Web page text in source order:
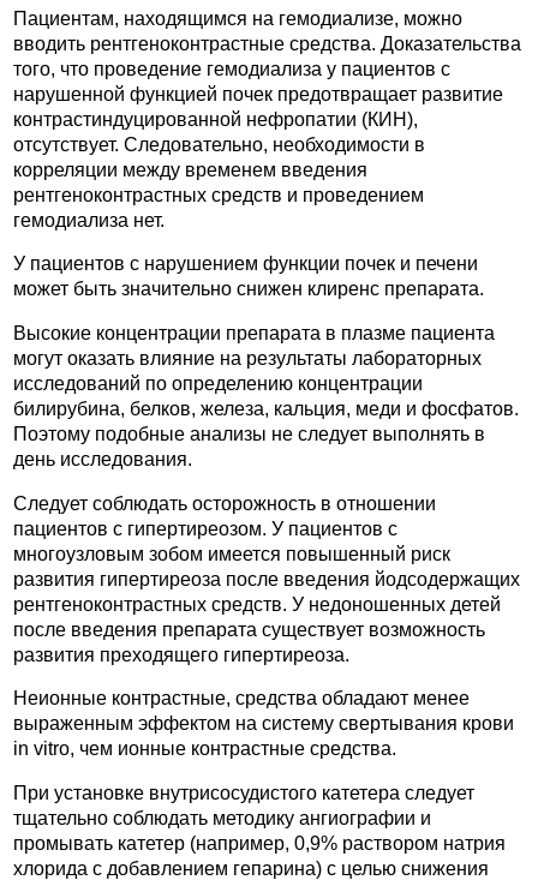
Пациентам, находящимся на гемодиализе, можно
вводить рентгеноконтрастные средства. Доказательства
того, что проведение гемодиализа у пациентов с
нарушенной функцией почек предотвращает развитие
контрастиндуцированной нефропатии (КИН),
отсутствует. Следовательно, необходимости в
корреляции между временем введения
рентгеноконтрастных средств и проведением
гемодиализа нет.
У пациентов с нарушением функции почек и печени
может быть значительно снижен клиренс препарата.
Высокие концентрации препарата в плазме пациента
могут оказать влияние на результаты лабораторных
исследований по определению концентрации
билирубина, белков, железа, кальция, меди и фосфатов.
Поэтому подобные анализы не следует выполнять в
день исследования.
Следует соблюдать осторожность в отношении
пациентов с гипертиреозом. У пациентов с
многоузловым зобом имеется повышенный риск
развития гипертиреоза после введения йодсодержащих
рентгеноконтрастных средств. У недоношенных детей
после введения препарата существует возможность
развития преходящего гипертиреоза.
Неионные контрастные, средства обладают менее
выраженным эффектом на систему свертывания крови
in vitro, чем ионные контрастные средства.
При установке внутрисосудистого катетера следует
тщательно соблюдать методику ангиографии и
промывать катетер (например, 0,9% раствором натрия
хлорида с добавлением гепарина) с целью снижения